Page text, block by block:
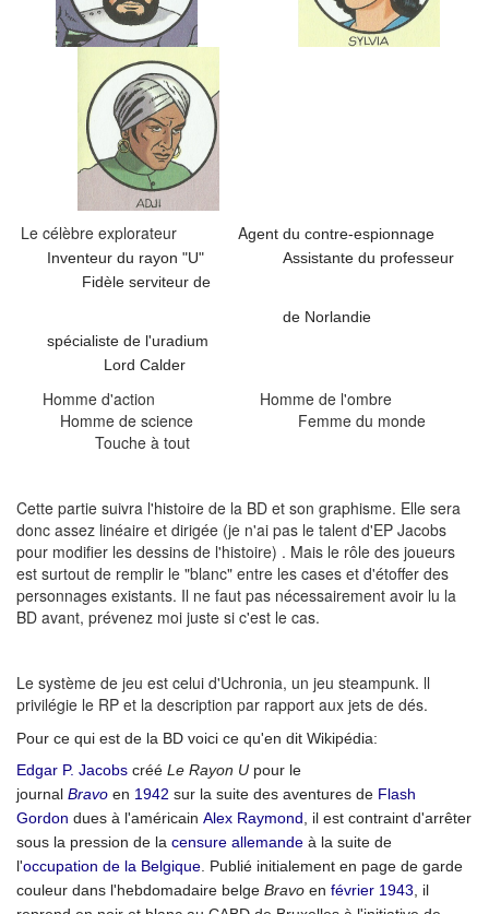
Le célèbre explorateur Agent du contre-espionnage
Inventeur du rayon "U" Assistante du professeur
Fidèle serviteur de
de Norlandie
spécialiste de l'uradium
Lord Calder
Homme d'action Homme de l'ombre
Homme de science Femme du monde
Touche à tout
Cette partie suivra l'histoire de la BD et son graphisme. Elle sera
donc assez linéaire et dirigée (je n'ai pas le talent d'EP Jacobs
pour modifier les dessins de l'histoire) . Mais le rôle des joueurs
est surtout de remplir le "blanc" entre les cases et d'étoffer des
personnages existants. Il ne faut pas nécessairement avoir lu la
BD avant, prévenez moi juste si c'est le cas.
Le système de jeu est celui d'Uchronia, un jeu steampunk. ll
privilégie le RP et la description par rapport aux jets de dés.
Pour ce qui est de la BD voici ce qu'en dit Wikipédia:
Edgar P. Jacobs créé Le Rayon U pour le
journal Bravo en 1942 sur la suite des aventures de Flash
Gordon dues à l'américain Alex Raymond , il est contraint d'arrêter
sous la pression de la censure allemande à la suite de
l'occupation de la Belgique . Publié initialement en page de garde
couleur dans l'hebdomadaire belge Bravo en février 1943 , il